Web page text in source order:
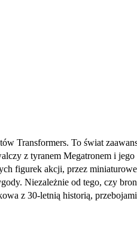
Transformers. To świat
z tyranem Megatronem i
figurek akcji, przez
Niezależnie od tego, czy
z 30-letnią historią,